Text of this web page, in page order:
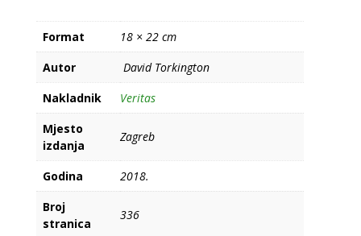
Format
18 × 22 cm
Autor
David Torkington
Nakladnik
Veritas
Mjesto
izdanja
Zagreb
Godina
2018.
Broj
stranica
336